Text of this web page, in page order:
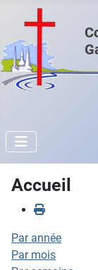
Accueil
Par année
Par mois